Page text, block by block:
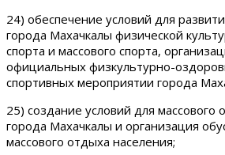
24) обеспечение условий для
города Махачкалы физической
спорта и массового спорта,
официальных физкультурно-
спортивных мероприятии города
25) создание условий для массового
города Махачкалы и организация
массового отдыха населения;